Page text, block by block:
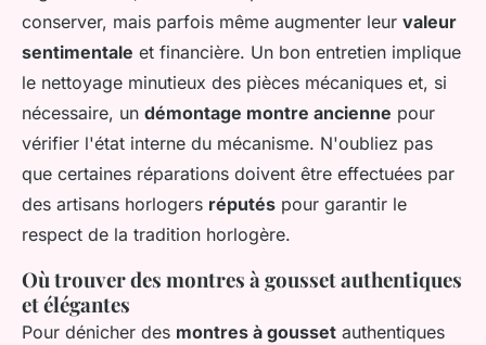
conserver, mais parfois même augmenter leur valeur
sentimentale et financière. Un bon entretien implique
le nettoyage minutieux des pièces mécaniques et, si
nécessaire, un démontage montre ancienne pour
vérifier l'état interne du mécanisme. N'oubliez pas
que certaines réparations doivent être effectuées par
des artisans horlogers réputés pour garantir le
respect de la tradition horlogère.
Où trouver des montres à gousset authentiques
et élégantes
Pour dénicher des montres à gousset authentiques